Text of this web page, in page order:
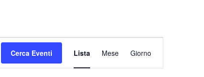
Cerca Eventi
Evento
Viste
Navigazione
Lista Mese Giorno